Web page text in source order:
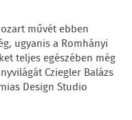
művét ebben
ugyanis a Romhányi
teljes egészében még
Cziegler Balázs
Design Studio